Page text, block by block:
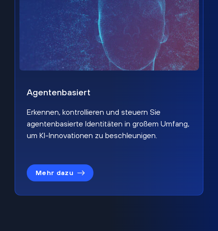
Agentenbasiert
Erkennen, kontrollieren und steuern Sie
agentenbasierte Identitäten in großem Umfang,
um KI-Innovationen zu beschleunigen.
Mehr dazu